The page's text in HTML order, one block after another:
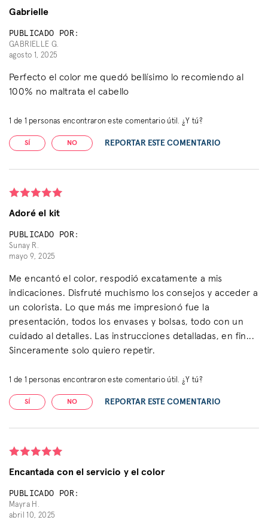
Gabrielle
PUBLICADO POR:
GABRIELLE G.
agosto 1, 2025
Perfecto el color me quedó bellísimo lo recomiendo al
100% no maltrata el cabello
1 de 1 personas encontraron este comentario útil. ¿Y tú?
SÍ NO REPORTAR ESTE COMENTARIO
Adoré el kit
PUBLICADO POR:
Sunay R.
mayo 9, 2025
Me encantó el color, respodió excatamente a mis
indicaciones. Disfruté muchismo los consejos y acceder a
un colorista. Lo que más me impresionó fue la
presentación, todos los envases y bolsas, todo con un
cuidado al detalles. Las instrucciones detalladas, en fin...
Sinceramente solo quiero repetir.
1 de 1 personas encontraron este comentario útil. ¿Y tú?
SÍ NO REPORTAR ESTE COMENTARIO
Encantada con el servicio y el color
PUBLICADO POR:
Mayra H.
abril 10, 2025